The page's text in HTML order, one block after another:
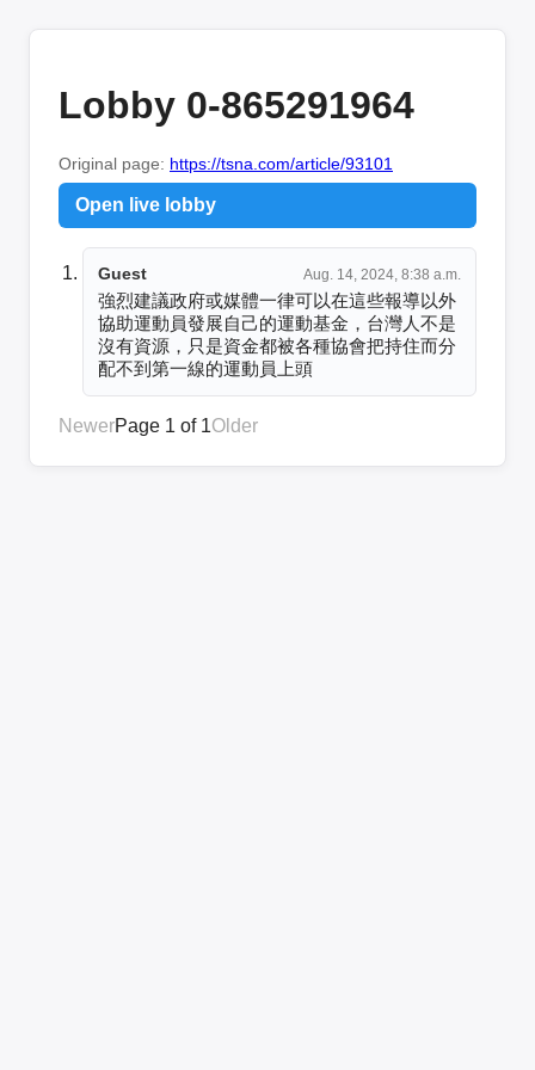
Lobby 0-865291964
Original page: https://tsna.com/article/93101
Open live lobby
Guest Aug. 14, 2024, 8:38 a.m.
強烈建議政府或媒體一律可以在這些報導以外
協助運動員發展自己的運動基金，台灣人不是
沒有資源，只是資金都被各種協會把持住而分
配不到第一線的運動員上頭
NewerPage 1 of 1Older